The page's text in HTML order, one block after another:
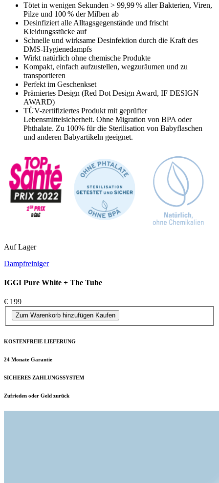
Tötet in wenigen Sekunden > 99,99 % aller Bakterien, Viren,
Pilze und 100 % der Milben ab
Desinfiziert alle Alltagsgegenstände und frischt
Kleidungsstücke auf
Schnelle und wirksame Desinfektion durch die Kraft des
DMS-Hygienedampfs
Wirkt natürlich ohne chemische Produkte
Kompakt, einfach aufzustellen, wegzuräumen und zu
transportieren
Perfekt im Geschenkset
Prämiertes Design (Red Dot Design Award, IF DESIGN
AWARD)
TÜV-zertifiziertes Produkt mit geprüfter
Lebensmittelsicherheit. Ohne Migration von BPA oder
Phthalate. Zu 100% für die Sterilisation von Babyflaschen
und anderen Babyartikeln geeignet.
Auf Lager
Dampfreiniger
IGGI Pure White + The Tube
€ 199
Zum Warenkorb hinzufügen Kaufen
KOSTENFREIE LIEFERUNG
24 Monate Garantie
SICHERES ZAHLUNGSSYSTEM
Zufrieden oder Geld zurück